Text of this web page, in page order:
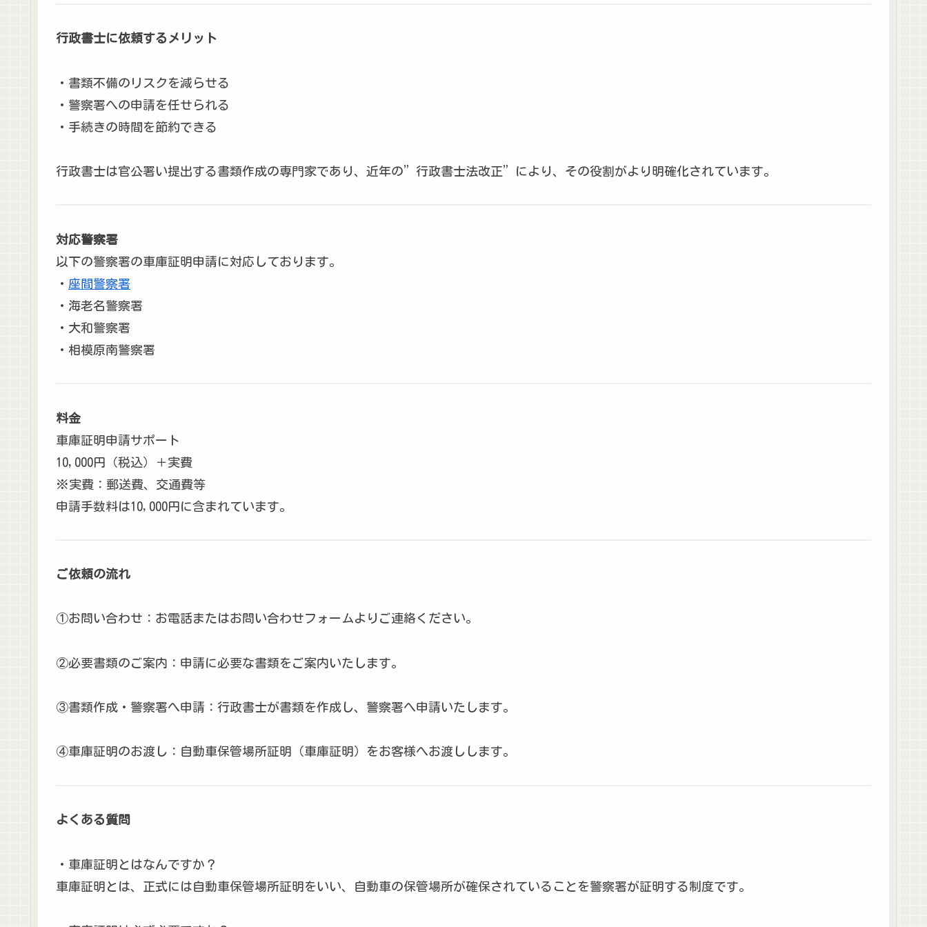
行政書士に依頼するメリット
・書類不備のリスクを減らせる
・警察署への申請を任せられる
・手続きの時間を節約できる
行政書士は官公署い提出する書類作成の専門家であり、近年の”行政書士法改正”により、その役割がより明確化されています。
対応警察署
以下の警察署の車庫証明申請に対応しております。
・ 座間警察署
・海老名警察署
・大和警察署
・相模原南警察署
料金
車庫証明申請サポート
10,000円（税込）＋実費
※実費：郵送費、交通費等
申請手数料は10,000円に含まれています。
ご依頼の流れ
①お問い合わせ：お電話またはお問い合わせフォームよりご連絡ください。
②必要書類のご案内：申請に必要な書類をご案内いたします。
③書類作成・警察署へ申請：行政書士が書類を作成し、警察署へ申請いたします。
④車庫証明のお渡し：自動車保管場所証明（車庫証明）をお客様へお渡しします。
よくある質問
・車庫証明とはなんですか？
車庫証明とは、正式には自動車保管場所証明をいい、自動車の保管場所が確保されていることを警察署が証明する制度です。